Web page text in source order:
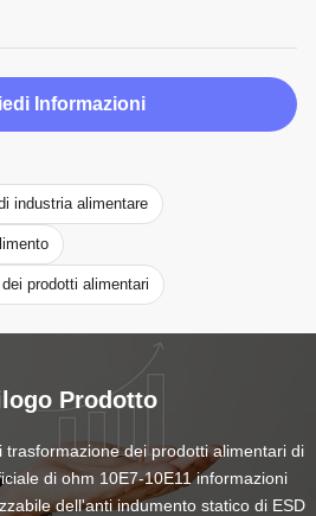
Informazioni
industria alimentare
prodotti alimentari
Prodotto
trasformazione dei prodotti alimentari di
di ohm 10E7-10E11 informazioni
dell'anti indumento statico di ESD